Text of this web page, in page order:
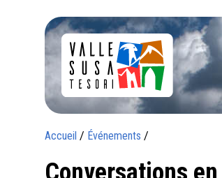
Accueil / Événements /
Conversations